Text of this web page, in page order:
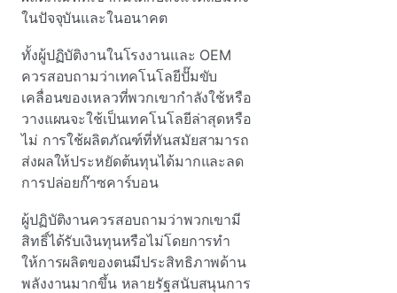
ในปัจจุบันและในอนาคต
ทั้งผู้ปฏิบัติงานในโรงงานและ OEM
ควรสอบถามว่าเทคโนโลยีปั๊มขับ
เคลื่อนของเหลวที่พวกเขากําลังใช้หรือ
วางแผนจะใช้เป็นเทคโนโลยีล่าสุดหรือ
ไม่ การใช้ผลิตภัณฑ์ที่ทันสมัยสามารถ
ส่งผลให้ประหยัดต้นทุนได้มากและลด
การปล่อยก๊าซคาร์บอน
ผู้ปฏิบัติงานควรสอบถามว่าพวกเขามี
สิทธิ์ได้รับเงินทุนหรือไม่โดยการทํา
ให้การผลิตของตนมีประสิทธิภาพด้าน
พลังงานมากขึ้น หลายรัฐสนับสนุนการ